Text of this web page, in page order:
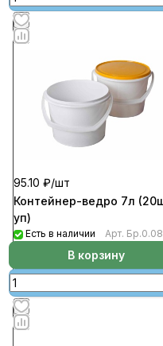
95.10 ₽/шт
Контейнер-ведро 7л (20шт/
уп)
Есть в наличии Арт. Бр.0.08
В корзину